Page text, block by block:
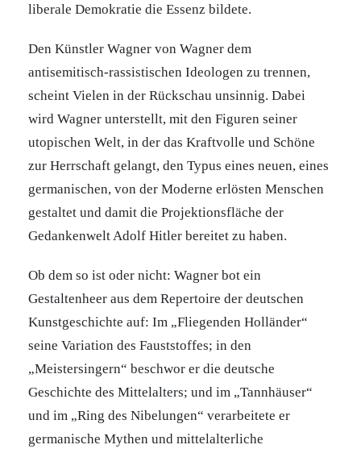
liberale Demokratie die Essenz bildete.
Den Künstler Wagner von Wagner dem
antisemitisch-rassistischen Ideologen zu trennen,
scheint Vielen in der Rückschau unsinnig. Dabei
wird Wagner unterstellt, mit den Figuren seiner
utopischen Welt, in der das Kraftvolle und Schöne
zur Herrschaft gelangt, den Typus eines neuen, eines
germanischen, von der Moderne erlösten Menschen
gestaltet und damit die Projektionsfläche der
Gedankenwelt Adolf Hitler bereitet zu haben.
Ob dem so ist oder nicht: Wagner bot ein
Gestaltenheer aus dem Repertoire der deutschen
Kunstgeschichte auf: Im „Fliegenden Holländer“
seine Variation des Fauststoffes; in den
„Meistersingern“ beschwor er die deutsche
Geschichte des Mittelalters; und im „Tannhäuser“
und im „Ring des Nibelungen“ verarbeitete er
germanische Mythen und mittelalterliche